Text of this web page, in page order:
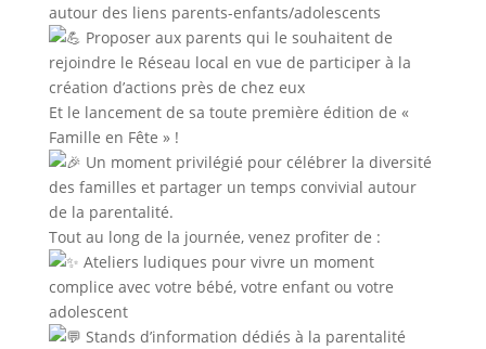
autour des liens parents-enfants/adolescents
Proposer aux parents qui le souhaitent de
rejoindre le Réseau local en vue de participer à la
création d’actions près de chez eux
Et le lancement de sa toute première édition de «
Famille en Fête » !
Un moment privilégié pour célébrer la diversité
des familles et partager un temps convivial autour
de la parentalité.
Tout au long de la journée, venez profiter de :
Ateliers ludiques pour vivre un moment
complice avec votre bébé, votre enfant ou votre
adolescent
Stands d’information dédiés à la parentalité